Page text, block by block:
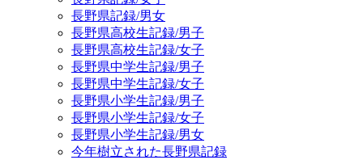
長野県記録/男女
長野県高校生記録/男子
長野県高校生記録/女子
長野県中学生記録/男子
長野県中学生記録/女子
長野県小学生記録/男子
長野県小学生記録/女子
長野県小学生記録/男女
今年樹立された長野県記録